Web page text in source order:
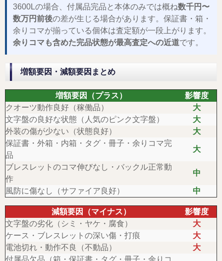
3600Lの場合、付属品完品と本体のみでは概ね数千円〜
数万円前後の差が生じる場合があります。保証書・箱・
余りコマが揃っている個体は査定額が一段上がります。
余りコマも含めた完品状態が最高査定への近道です。
増額要因・減額要因まとめ
増額要因（プラス）
影響度
クオーツ動作良好（稼働品）
大
文字盤の良好な状態（人気のピンク文字盤）
大
外装の傷が少ない（状態良好）
大
保証書・外箱・内箱・タグ・冊子・余りコマ完
品
大
ブレスレットのコマ伸びなし・バックル正常動
作
中
風防に傷なし（サファイア良好） 中
減額要因（マイナス）
影響度
文字盤の劣化（シミ・ヤケ・腐食）
大
ケース・ブレスレットの深い傷・打痕
大
電池切れ・動作不良（不動品）
大